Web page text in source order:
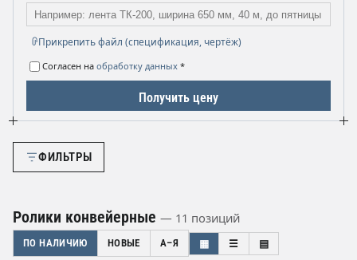
Прикрепить файл (спецификация, чертёж)
Согласен на обработку данных *
Получить цену
ФИЛЬТРЫ
Ролики конвейерные — 11 позиций
ПО НАЛИЧИЮ НОВЫЕ А–Я ▦ ☰ ▤